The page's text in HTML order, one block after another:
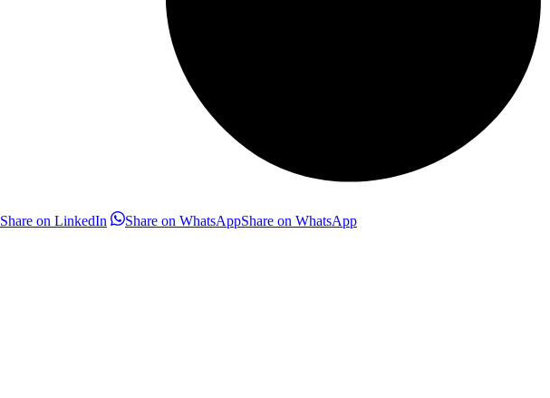
Share on LinkedIn Share on WhatsAppShare on WhatsApp